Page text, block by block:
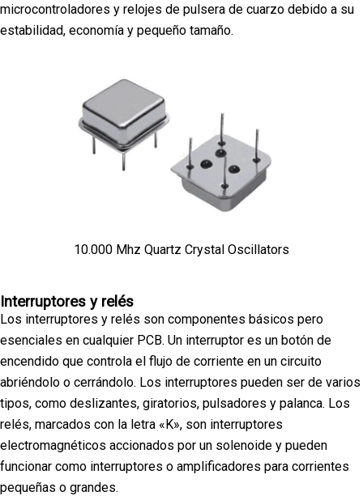
microcontroladores y relojes de pulsera de cuarzo debido a su
estabilidad, economía y pequeño tamaño.
10.000 Mhz Quartz Crystal Oscillators
Interruptores y relés
Los interruptores y relés son componentes básicos pero
esenciales en cualquier PCB. Un interruptor es un botón de
encendido que controla el flujo de corriente en un circuito
abriéndolo o cerrándolo. Los interruptores pueden ser de varios
tipos, como deslizantes, giratorios, pulsadores y palanca. Los
relés, marcados con la letra «K», son interruptores
electromagnéticos accionados por un solenoide y pueden
funcionar como interruptores o amplificadores para corrientes
pequeñas o grandes.